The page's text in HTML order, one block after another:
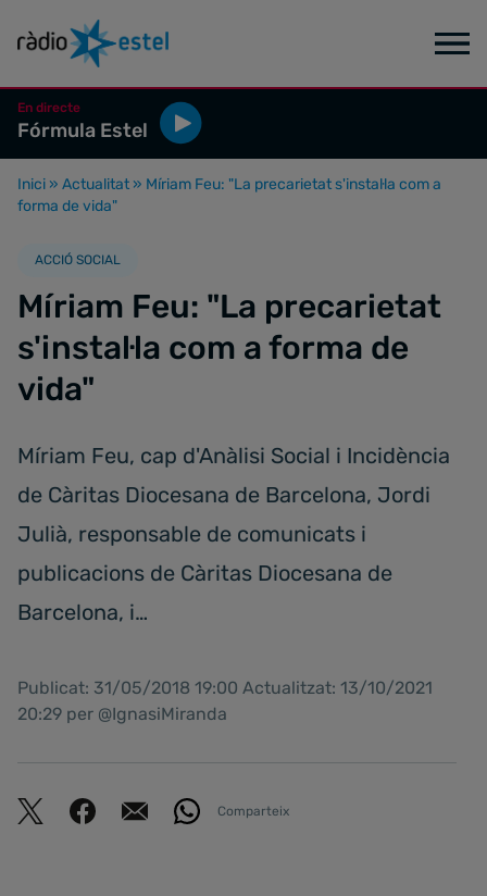
En directe
Fórmula Estel
Inici » Actualitat » Míriam Feu: "La precarietat s'instal·la com a
forma de vida"
ACCIÓ SOCIAL
Míriam Feu: "La precarietat
s'instal·la com a forma de
vida"
Míriam Feu, cap d'Anàlisi Social i Incidència
de Càritas Diocesana de Barcelona, Jordi
Julià, responsable de comunicats i
publicacions de Càritas Diocesana de
Barcelona, i…
Publicat: 31/05/2018 19:00 Actualitzat: 13/10/2021
20:29 per @IgnasiMiranda
Comparteix